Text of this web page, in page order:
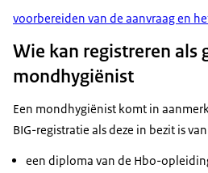
voorbereiden van de aanvraag en
Wie kan registreren als
mondhygiënist
Een mondhygiënist komt in
BIG-registratie als deze in bezit is
een diploma van de Hbo-